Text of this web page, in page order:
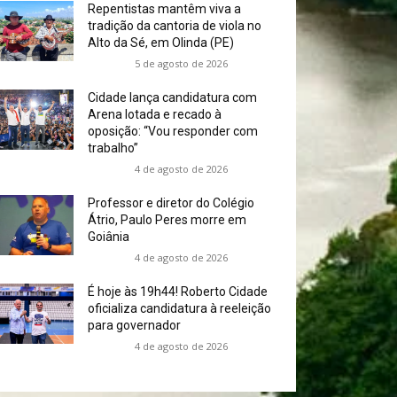
Repentistas mantêm viva a
tradição da cantoria de viola no
Alto da Sé, em Olinda (PE)
5 de agosto de 2026
Cidade lança candidatura com
Arena lotada e recado à
oposição: “Vou responder com
trabalho”
4 de agosto de 2026
Professor e diretor do Colégio
Átrio, Paulo Peres morre em
Goiânia
4 de agosto de 2026
É hoje às 19h44! Roberto Cidade
oficializa candidatura à reeleição
para governador
4 de agosto de 2026